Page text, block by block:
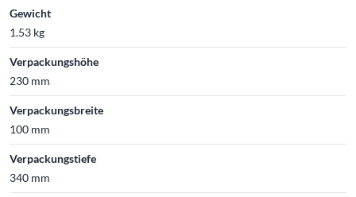
Gewicht
1.53 kg
Verpackungshöhe
230 mm
Verpackungsbreite
100 mm
Verpackungstiefe
340 mm